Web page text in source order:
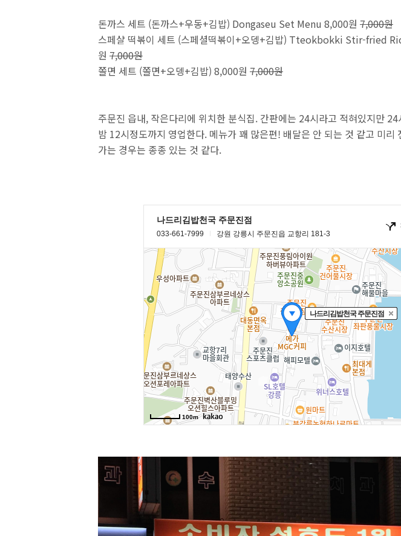
돈까스 세트 (돈까스+우동+김밥) Dongaseu Set Menu 8,000원 7,000원
스페샬 떡볶이 세트 (스페셜떡볶이+오뎅+김밥) Tteokbokki Stir-fried
원 7,000원
쫄면 세트 (쫄면+오뎅+김밥) 8,000원 7,000원
주문진 읍내, 작은다리에 위치한 분식집. 간판에는 24시라고 적혀있지만
밤 12시정도까지 영업한다. 메뉴가 꽤 많은편! 배달은 안 되는 것 같고 미리
가는 경우는 종종 있는 것 같다.